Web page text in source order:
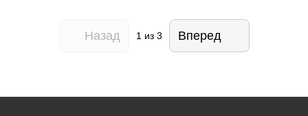
Назад 1из 3 Вперед